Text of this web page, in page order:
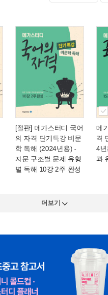
[절판] 메가스터디 국어
의 자격 단기특강 비문
학 독해 (2024년용) -
지문 구조별.문제 유형
별 독해 10강 2주 완성
메
격
4년
과
더보기